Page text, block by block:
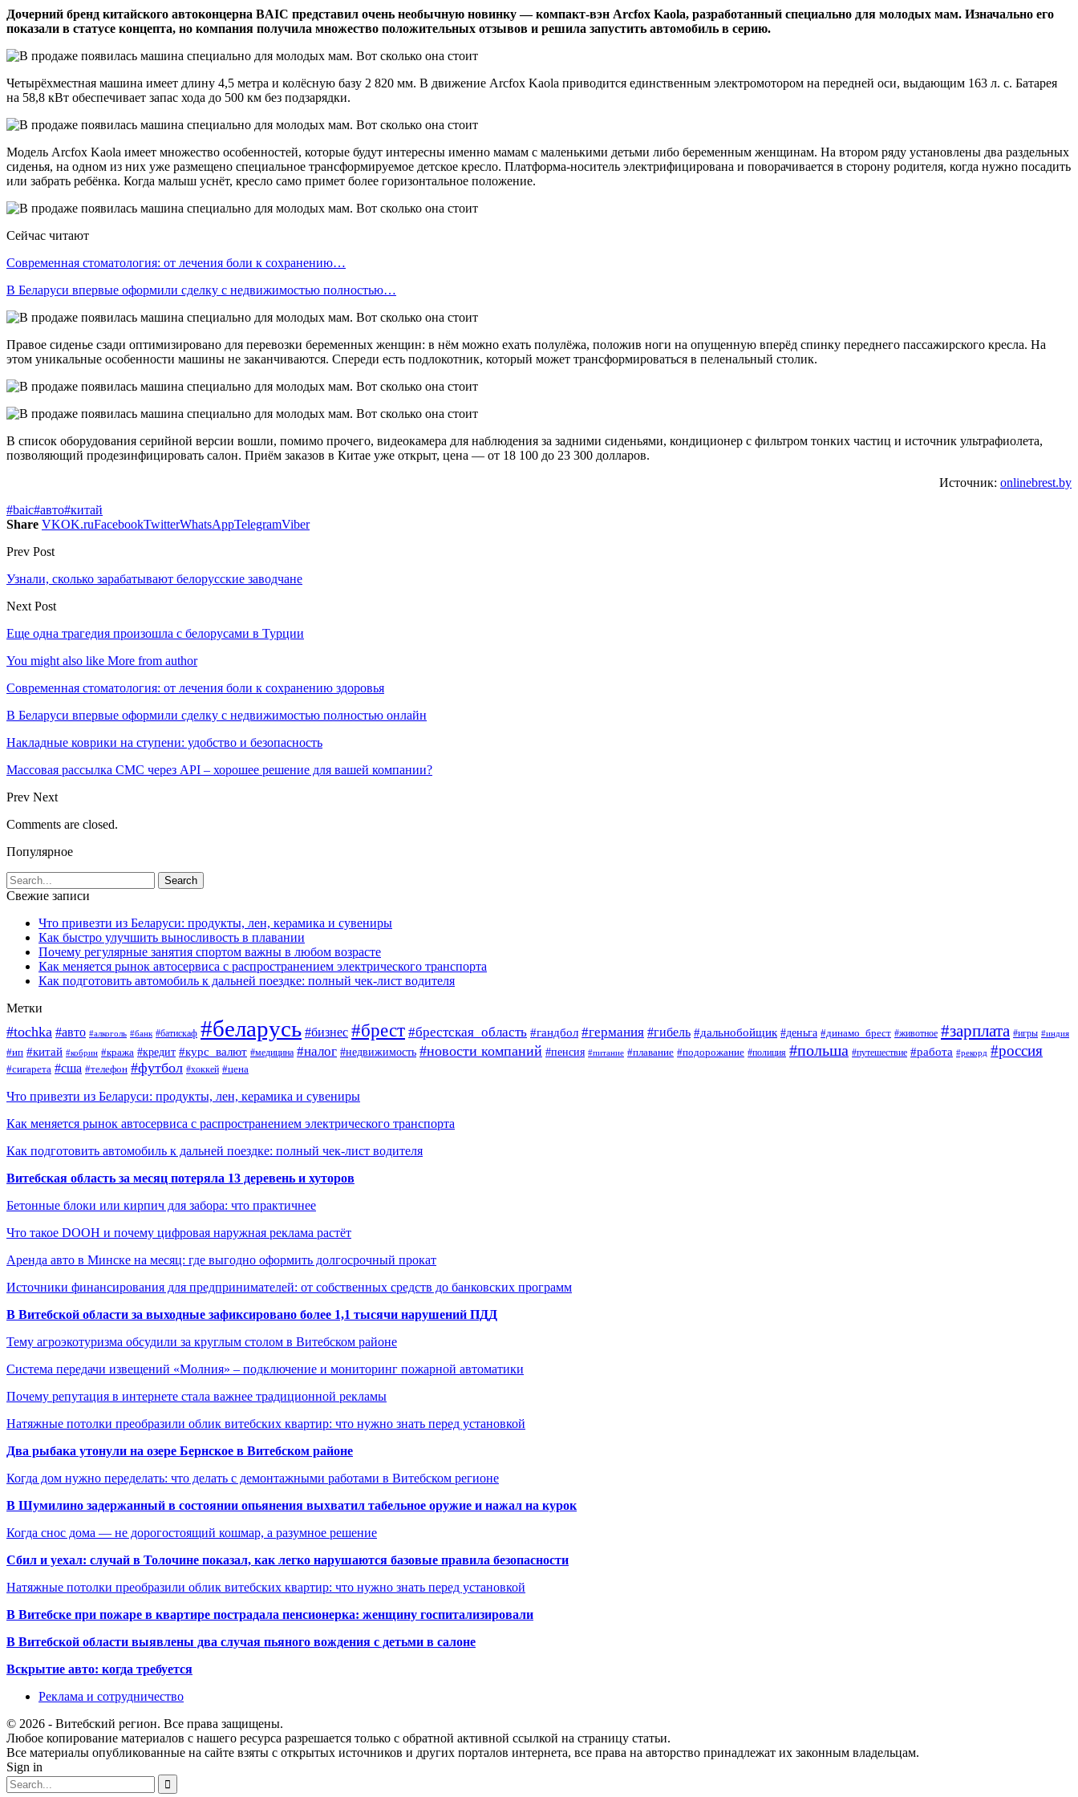
Дочерний бренд китайского автоконцерна BAIC представил очень необычную новинку — компакт-вэн Arcfox Kaola, разработанный специально для молодых мам. Изначально его
показали в статусе концепта, но компания получила множество положительных отзывов и решила запустить автомобиль в серию.
Четырёхместная машина имеет длину 4,5 метра и колёсную базу 2 820 мм. В движение Arcfox Kaola приводится единственным электромотором на передней оси, выдающим 163 л. с. Батарея
на 58,8 кВт обеспечивает запас хода до 500 км без подзарядки.
Модель Arcfox Kaola имеет множество особенностей, которые будут интересны именно мамам с маленькими детьми либо беременным женщинам. На втором ряду установлены два раздельных
сиденья, на одном из них уже размещено специальное трансформируемое детское кресло. Платформа-носитель электрифицирована и поворачивается в сторону родителя, когда нужно посадить
или забрать ребёнка. Когда малыш уснёт, кресло само примет более горизонтальное положение.
Сейчас читают
Современная стоматология: от лечения боли к сохранению…
В Беларуси впервые оформили сделку с недвижимостью полностью…
Правое сиденье сзади оптимизировано для перевозки беременных женщин: в нём можно ехать полулёжа, положив ноги на опущенную вперёд спинку переднего пассажирского кресла. На
этом уникальные особенности машины не заканчиваются. Спереди есть подлокотник, который может трансформироваться в пеленальный столик.
В список оборудования серийной версии вошли, помимо прочего, видеокамера для наблюдения за задними сиденьями, кондиционер с фильтром тонких частиц и источник ультрафиолета,
позволяющий продезинфицировать салон. Приём заказов в Китае уже открыт, цена — от 18 100 до 23 300 долларов.
Источник: onlinebrest.by
#baic#авто#китай
Share VKOK.ruFacebookTwitterWhatsAppTelegramViber
Prev Post
Узнали, сколько зарабатывают белорусские заводчане
Next Post
Еще одна трагедия произошла с белорусами в Турции
You might also like More from author
Современная стоматология: от лечения боли к сохранению здоровья
В Беларуси впервые оформили сделку с недвижимостью полностью онлайн
Накладные коврики на ступени: удобство и безопасность
Массовая рассылка СМС через API – хорошее решение для вашей компании?
Prev Next
Comments are closed.
Популярное
Свежие записи
Что привезти из Беларуси: продукты, лен, керамика и сувениры
Как быстро улучшить выносливость в плавании
Почему регулярные занятия спортом важны в любом возрасте
Как меняется рынок автосервиса с распространением электрического транспорта
Как подготовить автомобиль к дальней поездке: полный чек-лист водителя
Метки
#tochka #авто #алкоголь #банк #батискаф #беларусь #бизнес #брест #брестская_область #гандбол #германия #гибель #дальнобойщик #деньга #динамо_брест #животное #зарплата #игры #индия
#ип #китай #кобрин #кража #кредит #курс_валют #медицина #налог #недвижимость #новости компаний #пенсия #питание #плавание #подорожание #полиция #польша #путешествие #работа #рекорд #россия
#сигарета #сша #телефон #футбол #хоккей #цена
Что привезти из Беларуси: продукты, лен, керамика и сувениры
Как меняется рынок автосервиса с распространением электрического транспорта
Как подготовить автомобиль к дальней поездке: полный чек-лист водителя
Витебская область за месяц потеряла 13 деревень и хуторов
Бетонные блоки или кирпич для забора: что практичнее
Что такое DOOH и почему цифровая наружная реклама растёт
Аренда авто в Минске на месяц: где выгодно оформить долгосрочный прокат
Источники финансирования для предпринимателей: от собственных средств до банковских программ
В Витебской области за выходные зафиксировано более 1,1 тысячи нарушений ПДД
Тему агроэкотуризма обсудили за круглым столом в Витебском районе
Система передачи извещений «Молния» – подключение и мониторинг пожарной автоматики
Почему репутация в интернете стала важнее традиционной рекламы
Натяжные потолки преобразили облик витебских квартир: что нужно знать перед установкой
Два рыбака утонули на озере Бернское в Витебском районе
Когда дом нужно переделать: что делать с демонтажными работами в Витебском регионе
В Шумилино задержанный в состоянии опьянения выхватил табельное оружие и нажал на курок
Когда снос дома — не дорогостоящий кошмар, а разумное решение
Сбил и уехал: случай в Толочине показал, как легко нарушаются базовые правила безопасности
Натяжные потолки преобразили облик витебских квартир: что нужно знать перед установкой
В Витебске при пожаре в квартире пострадала пенсионерка: женщину госпитализировали
В Витебской области выявлены два случая пьяного вождения с детьми в салоне
Вскрытие авто: когда требуется
Реклама и сотрудничество
© 2026 - Витебский регион. Все права защищены.
Любое копирование материалов с нашего ресурса разрешается только с обратной активной ссылкой на страницу статьи.
Все материалы опубликованные на сайте взяты с открытых источников и других порталов интернета, все права на авторство принадлежат их законным владельцам.
Sign in